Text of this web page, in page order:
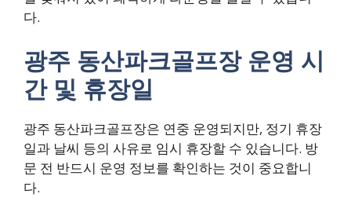
다.
광주 동산파크골프장 운영 시
간 및 휴장일
광주 동산파크골프장은 연중 운영되지만, 정기 휴장
일과 날씨 등의 사유로 임시 휴장할 수 있습니다. 방
문 전 반드시 운영 정보를 확인하는 것이 중요합니
다.